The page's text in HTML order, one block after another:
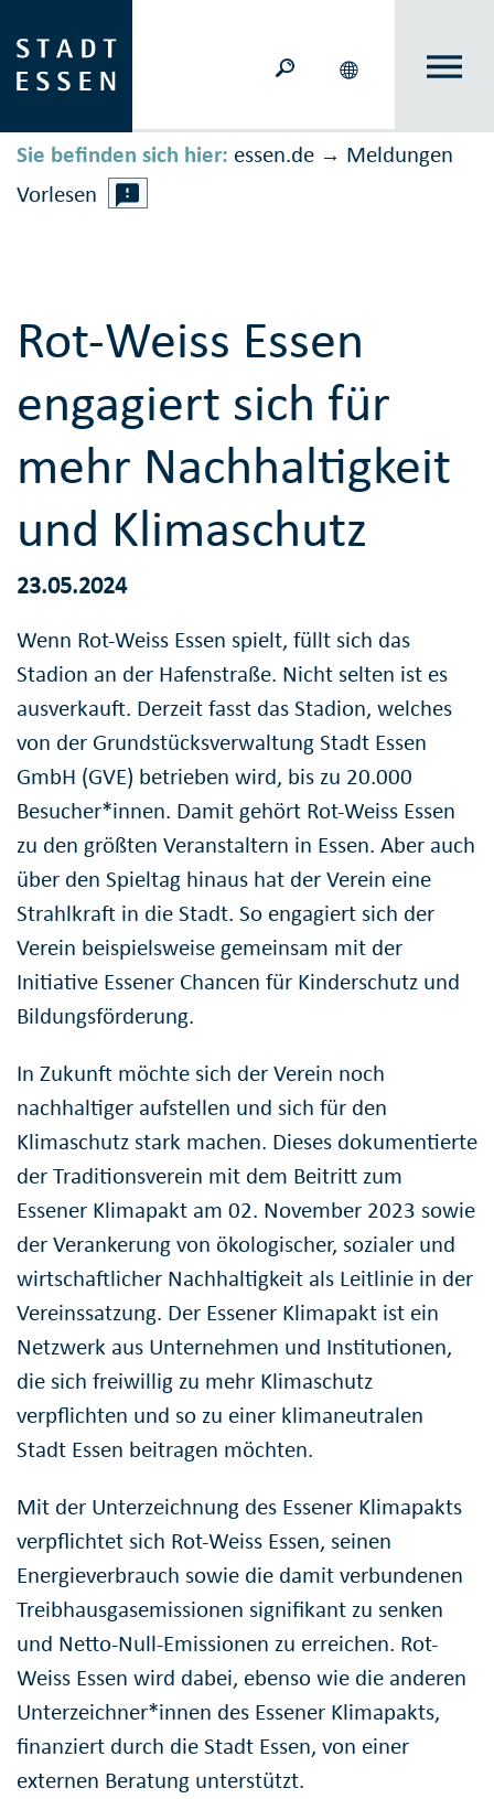
Sie befinden sich hier: essen.de → Meldungen
Vorlesen
Rot-Weiss Essen
engagiert sich für
mehr Nachhaltigkeit
und Klimaschutz
23.05.2024
Wenn Rot-Weiss Essen spielt, füllt sich das
Stadion an der Hafenstraße. Nicht selten ist es
ausverkauft. Derzeit fasst das Stadion, welches
von der Grundstücksverwaltung Stadt Essen
GmbH (GVE) betrieben wird, bis zu 20.000
Besucher*innen. Damit gehört Rot-Weiss Essen
zu den größten Veranstaltern in Essen. Aber auch
über den Spieltag hinaus hat der Verein eine
Strahlkraft in die Stadt. So engagiert sich der
Verein beispielsweise gemeinsam mit der
Initiative Essener Chancen für Kinderschutz und
Bildungsförderung.
In Zukunft möchte sich der Verein noch
nachhaltiger aufstellen und sich für den
Klimaschutz stark machen. Dieses dokumentierte
der Traditionsverein mit dem Beitritt zum
Essener Klimapakt am 02. November 2023 sowie
der Verankerung von ökologischer, sozialer und
wirtschaftlicher Nachhaltigkeit als Leitlinie in der
Vereinssatzung. Der Essener Klimapakt ist ein
Netzwerk aus Unternehmen und Institutionen,
die sich freiwillig zu mehr Klimaschutz
verpflichten und so zu einer klimaneutralen
Stadt Essen beitragen möchten.
Mit der Unterzeichnung des Essener Klimapakts
verpflichtet sich Rot-Weiss Essen, seinen
Energieverbrauch sowie die damit verbundenen
Treibhausgasemissionen signifikant zu senken
und Netto-Null-Emissionen zu erreichen. Rot-
Weiss Essen wird dabei, ebenso wie die anderen
Unterzeichner*innen des Essener Klimapakts,
finanziert durch die Stadt Essen, von einer
externen Beratung unterstützt.